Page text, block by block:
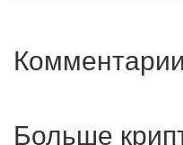
Комментарии
Больше